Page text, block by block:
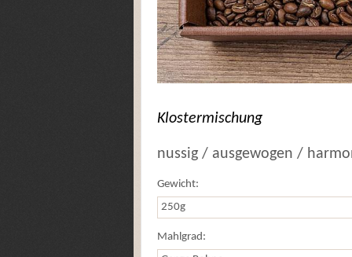
Klostermischung
nussig / ausgewogen /
Gewicht:
Mahlgrad: